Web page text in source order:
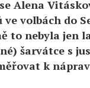
Alena
ve volbách do
to nebyla jen
šarvátce s
k